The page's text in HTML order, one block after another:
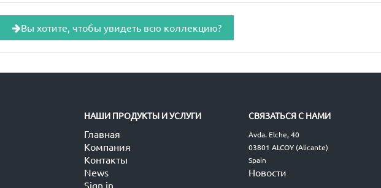
Вы хотите, чтобы увидеть всю коллекцию?
НАШИ ПРОДУКТЫ И УСЛУГИ
Главная
Компания
Контакты
News
Sign in
СВЯЗАТЬСЯ С НАМИ
Avda. Elche, 40
03801 ALCOY (Alicante)
Spain
Новости